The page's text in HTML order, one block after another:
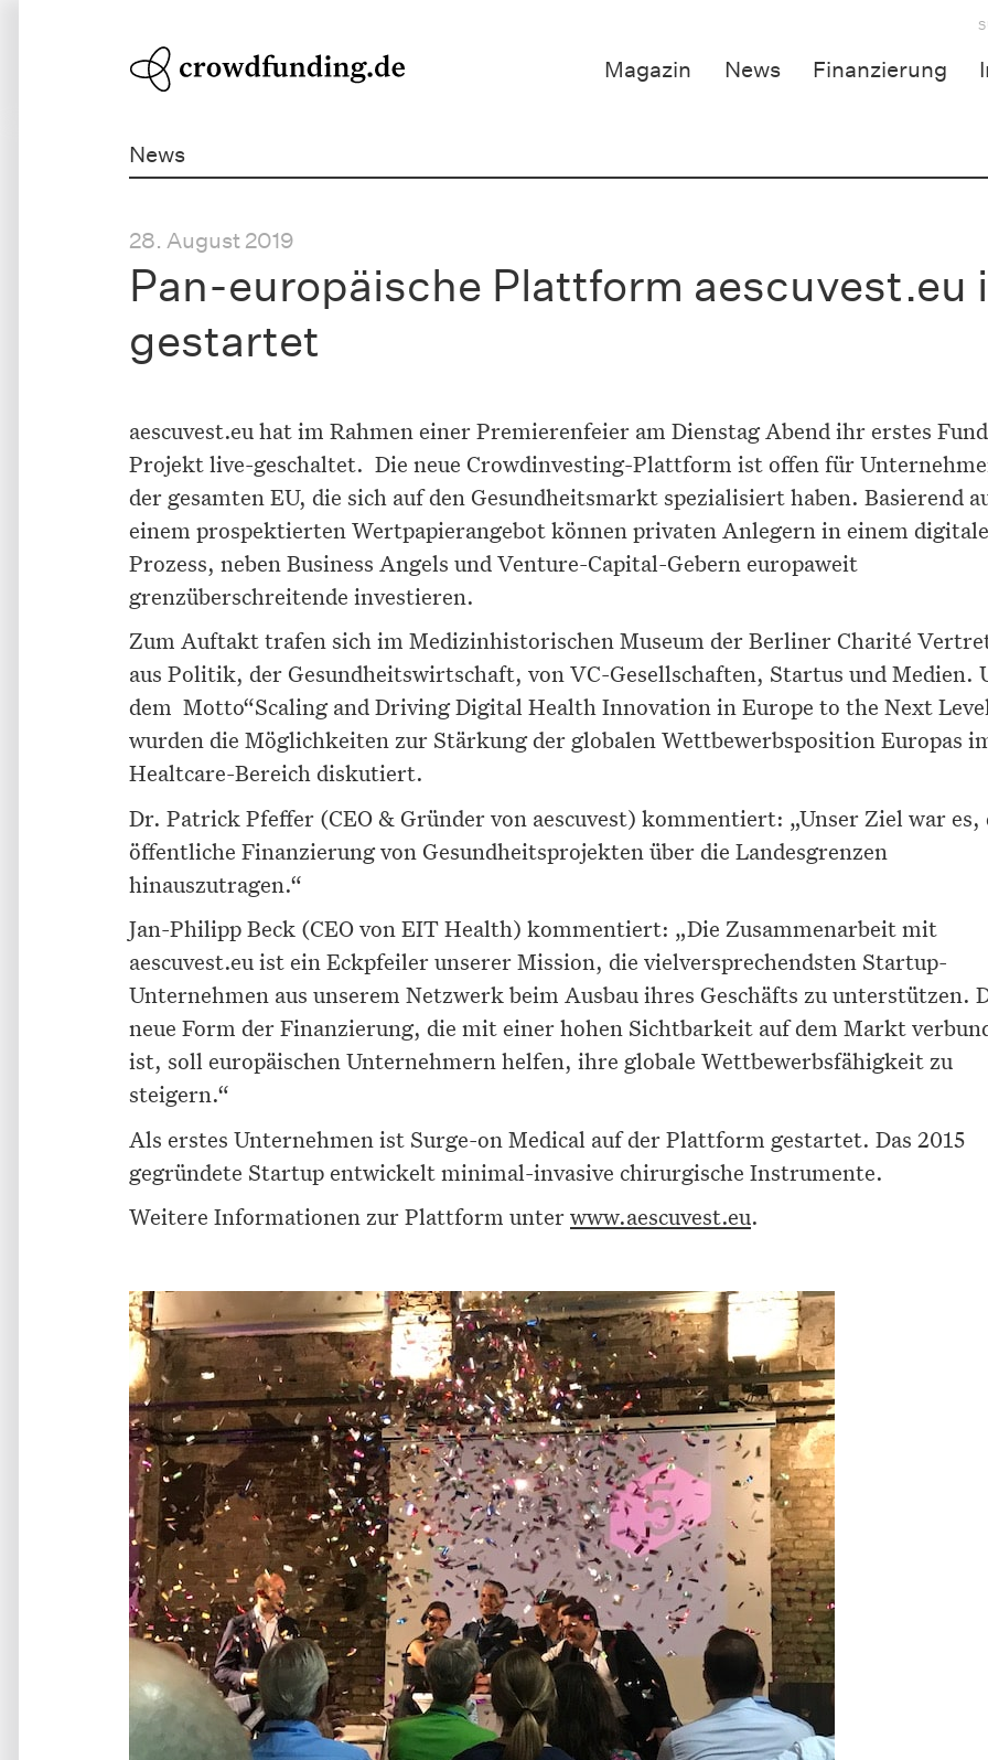
Magazin News Finanzierung
News
28. August 2019
Pan-europäische Plattform aescuvest.eu
gestartet
aescuvest.eu hat im Rahmen einer Premierenfeier am Dienstag Abend ihr erstes
Projekt live-geschaltet. Die neue Crowdinvesting-Plattform ist offen für
der gesamten EU, die sich auf den Gesundheitsmarkt spezialisiert haben. Basierend
einem prospektierten Wertpapierangebot können privaten Anlegern in einem
Prozess, neben Business Angels und Venture-Capital-Gebern europaweit
grenzüberschreitende investieren.
Zum Auftakt trafen sich im Medizinhistorischen Museum der Berliner Charité
aus Politik, der Gesundheitswirtschaft, von VC-Gesellschaften, Startus und Medien.
dem Motto“Scaling and Driving Digital Health Innovation in Europe to the Next
wurden die Möglichkeiten zur Stärkung der globalen Wettbewerbsposition Europas
Healtcare-Bereich diskutiert.
Dr. Patrick Pfeffer (CEO & Gründer von aescuvest) kommentiert: „Unser Ziel war es,
öffentliche Finanzierung von Gesundheitsprojekten über die Landesgrenzen
hinauszutragen.“
Jan-Philipp Beck (CEO von EIT Health) kommentiert: „Die Zusammenarbeit mit
aescuvest.eu ist ein Eckpfeiler unserer Mission, die vielversprechendsten Startup-
Unternehmen aus unserem Netzwerk beim Ausbau ihres Geschäfts zu unterstützen.
neue Form der Finanzierung, die mit einer hohen Sichtbarkeit auf dem Markt
ist, soll europäischen Unternehmern helfen, ihre globale Wettbewerbsfähigkeit zu
steigern.“
Als erstes Unternehmen ist Surge-on Medical auf der Plattform gestartet. Das 2015
gegründete Startup entwickelt minimal-invasive chirurgische Instrumente.
Weitere Informationen zur Plattform unterwww.aescuvest.eu.